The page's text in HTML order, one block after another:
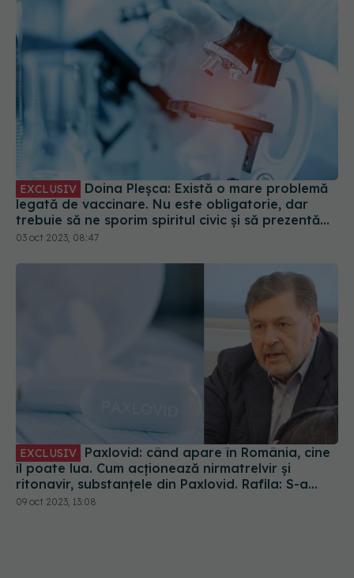
EXCLUSIV
legată de vaccinare. Nu este obligatorie, dar
trebuie să ne sporim spiritul civic și să prezentăm
corect minusurile și plusurile fiecărui vaccin
03 oct 2023, 08:47
EXCLUSIV
îl poate lua. Cum acționează nirmatrelvir și
ritonavir, substanțele din Paxlovid. Rafila: S-a
semnat contractul. Va fi disponibil la
recomandarea medicului
09 oct 2023, 13:08